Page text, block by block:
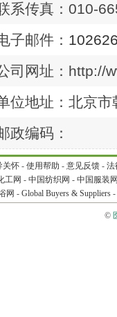
系传真：010-
子邮件：
司网址：http://
位地址：北京
政编码：
关怀 - 使用帮助 - 意见反馈 - 法
工网 - 中国纺织网 - 中国服装
网 - Global Buyers & Suppliers -
©